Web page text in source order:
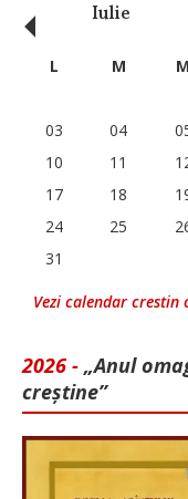
Iulie
‹ L M M
03
04
10
11
17
18
24
25
31
Vezi calendar crestin
2026 - „Anul
creștine”